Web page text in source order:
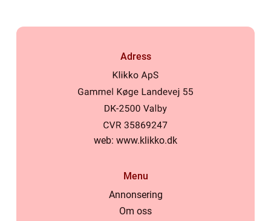
Adress
web: www.klikko.dk
Menu
Annonsering
Om oss